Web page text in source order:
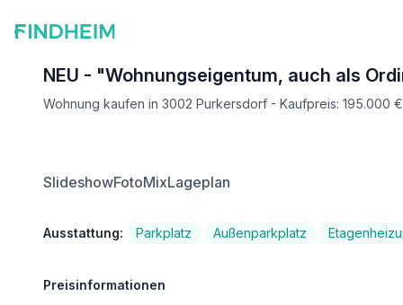
NEU - "Wohnungseigentum, auch als
Wohnung kaufen in 3002 Purkersdorf - Kaufpreis: 195.000
SlideshowFotoMixLageplan
Ausstattung: Parkplatz Außenparkplatz
Preisinformationen